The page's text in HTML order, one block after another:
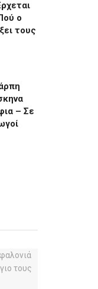
ο
τους
– Σε